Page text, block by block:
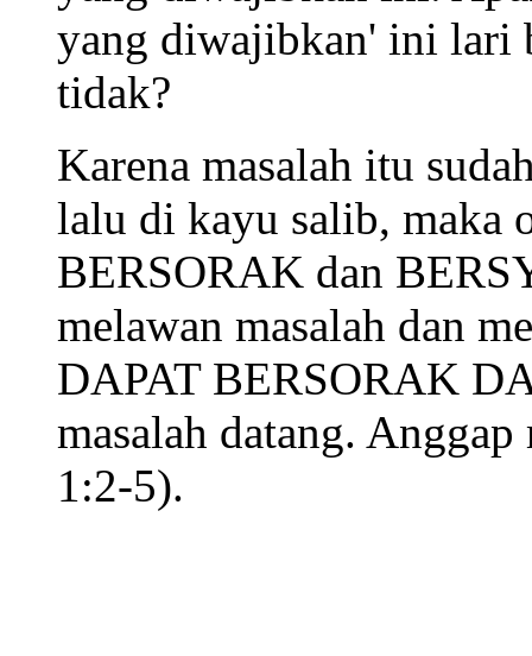
yang diwajibkan' ini lari
tidak?
Karena masalah itu
lalu di kayu salib, maka
BERSORAK dan
melawan masalah dan
DAPAT BERSORAK
masalah datang. Anggap
1:2-5).